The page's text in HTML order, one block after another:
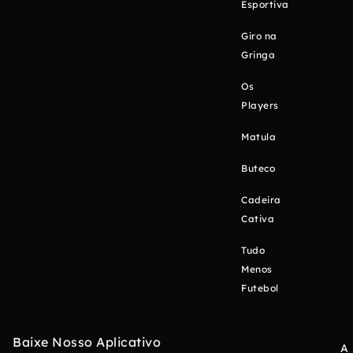
Esportiva
Giro na
Gringa
Os
Players
Matula
Buteco
Cadeira
Cativa
Tudo
Menos
Futebol
Baixe Nosso Aplicativo
A